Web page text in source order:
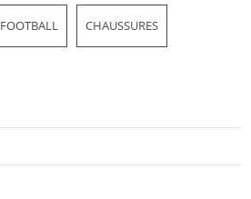
FOOTBALL CHAUSSURES